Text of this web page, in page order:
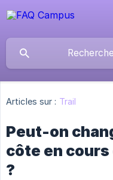
Articles sur : Trail
Peut-on
côte en
?